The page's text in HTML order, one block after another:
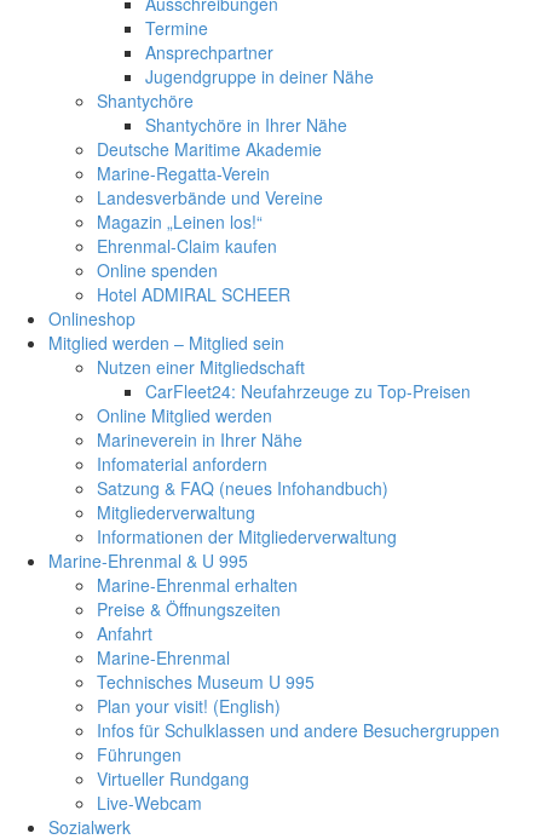
Termine
Ansprechpartner
Jugendgruppe in deiner Nähe
Shantychöre
Shantychöre in Ihrer Nähe
Deutsche Maritime Akademie
Marine-Regatta-Verein
Landesverbände und Vereine
Magazin „Leinen los!“
Ehrenmal-Claim kaufen
Online spenden
Hotel ADMIRAL SCHEER
Onlineshop
Mitglied werden – Mitglied sein
Nutzen einer Mitgliedschaft
CarFleet24: Neufahrzeuge zu Top-Preisen
Online Mitglied werden
Marineverein in Ihrer Nähe
Infomaterial anfordern
Satzung & FAQ (neues Infohandbuch)
Mitgliederverwaltung
Informationen der Mitgliederverwaltung
Marine-Ehrenmal & U 995
Marine-Ehrenmal erhalten
Preise & Öffnungszeiten
Anfahrt
Marine-Ehrenmal
Technisches Museum U 995
Plan your visit! (English)
Infos für Schulklassen und andere Besuchergruppen
Führungen
Virtueller Rundgang
Live-Webcam
Sozialwerk